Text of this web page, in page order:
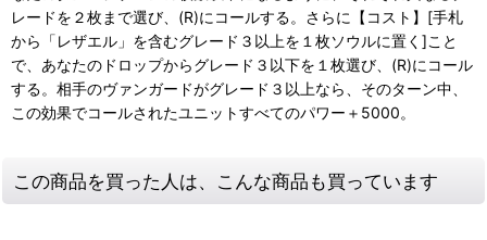
レードを２枚まで選び、(R)にコールする。さらに【コスト】[手札
から「レザエル」を含むグレード３以上を１枚ソウルに置く]こと
で、あなたのドロップからグレード３以下を１枚選び、(R)にコール
する。相手のヴァンガードがグレード３以上なら、そのターン中、
この効果でコールされたユニットすべてのパワー＋5000。
この商品を買った人は、こんな商品も買っています